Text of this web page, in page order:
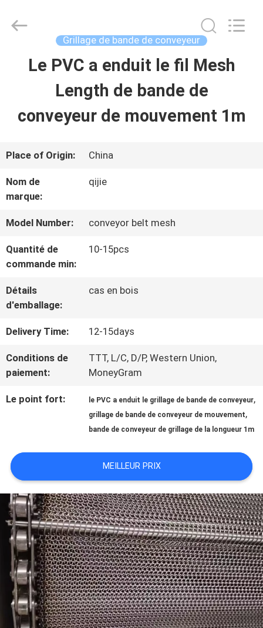
MAISON
DES
AU
SUJET
DE
NOUS
VISITE
CONTRÔLE
CONTACTEZ-
NOUS
DEMANDEZ
UNE
CITATION
PLAN
Wire
Grillage de bande de conveyeur
Le PVC a enduit le fil Mesh
Length de bande de
conveyeur de mouvement 1m
Place of Origin: China
Nom de
marque:
qijie
Model Number: conveyor belt mesh
Quantité de
commande min:
10-15pcs
Détails
d'emballage:
cas en bois
Delivery Time: 12-15days
Conditions de
paiement:
TTT, L/C, D/P, Western Union,
MoneyGram
Le point fort: le PVC a enduit le grillage de bande de conveyeur,
grillage de bande de conveyeur de mouvement,
bande de conveyeur de grillage de la longueur 1m
MEILLEUR PRIX